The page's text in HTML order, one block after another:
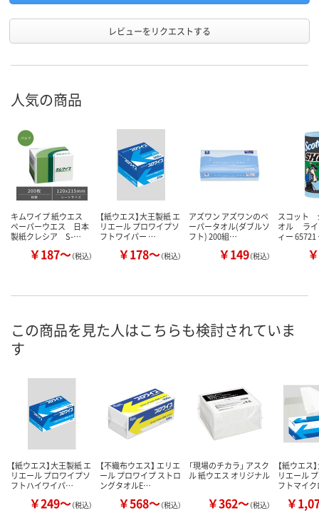
レビューをリクエストする
人気の商品
キムワイプ 紙ウエス
ペーパーウエス 日本
製紙クレシア S-…
￥187～（税込）
【紙ウエス】大王製紙 エ
リエール プロワイプソ
フトワイパー …
￥178～（税込）
アズワン アズワンのペ
ーパータオル(ダブルソ
フト) 200組…
￥149（税込）
スコット
オル ライ
ィー
この商品を見た人はこちらも検討されていま
す
【紙ウエス】大王製紙 エ
リエール プロワイプソ
フトハイワイパ…
￥249～（税込）
【不織布ウエス】 エリエ
ール プロワイプ ストロ
ングタオルE…
￥568～（税込）
「現場のチカラ」 アスク
ル 紙ウエス オリジナル
￥362～（税込）
【紙ウエス
リエール
フトマイ
￥